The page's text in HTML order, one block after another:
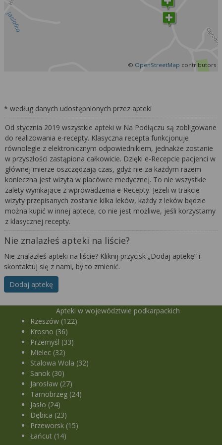
© OpenStreetMap contributors
* według danych udostępnionych przez apteki
Od stycznia 2019 wszystkie apteki w Na Podłączu są zobligowane
do realizowania e-recepty. Klasyczna recepta funkcjonuje
równolegle z elektronicznym odpowiednikiem, jednakże zostanie
w przyszłości zastąpiona całkowicie. Dzięki e-Recepcie pacjenci w
głównej mierze oszczędzają czas, gdyż nie za każdym razem
konieczna jest wizyta w placówce medycznej. To nie wszystkie
zalety wynikające z wprowadzenia e-Recepty. Jeżeli w trakcie
wizyty przepisanych zostanie kilka leków, każdy z leków będzie
można kupić w innej aptece, co nie jest możliwe, jeśli korzystamy
z klasycznej recepty.
Nie znalazłeś apteki na liście?
Nie znalazłeś apteki na liście? Kliknij przycisk „Dodaj aptekę” i
skontaktuj się z nami, by to zmienić.
Dodaj aptekę
Apteki w województwie podkarpackich
Rzeszów (122)
Krosno (36)
Przemyśl (33)
Mielec (32)
Stalowa Wola (32)
Sanok (30)
Jarosław (27)
Tarnobrzeg (24)
Jasło (24)
Dębica (23)
Przeworsk (15)
Łańcut (14)